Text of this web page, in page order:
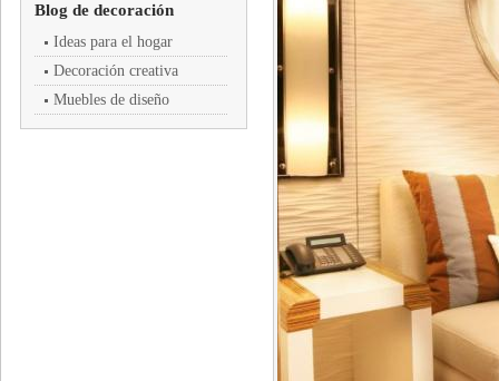
Blog de decoración
Ideas para el hogar
Decoración creativa
Muebles de diseño